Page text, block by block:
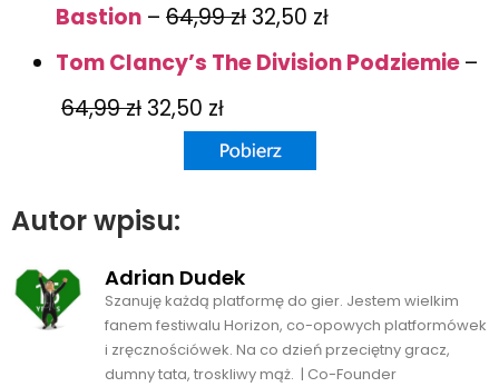
Bastion – 64,99 zł 32,50 zł
Tom Clancy’s The Division Podziemie–
64,99 zł 32,50 zł
Autor wpisu:
Adrian Dudek
Szanuję każdą platformę do gier. Jestem wielkim
fanem festiwalu Horizon, co-opowych platformówek
i zręcznościówek. Na co dzień przeciętny gracz,
dumny tata, troskliwy mąż. | Co-Founder